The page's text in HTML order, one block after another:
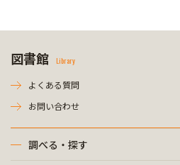
図書館 Library
よくある質問
お問い合わせ
調べる・探す